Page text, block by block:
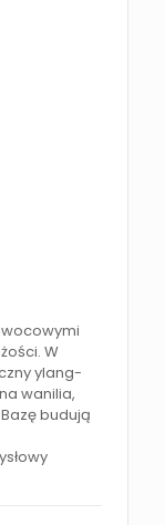
W
ylang-
wanilia,
budują